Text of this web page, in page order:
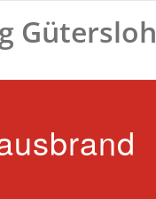
Gütersloh